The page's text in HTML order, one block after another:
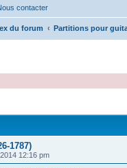
contacter
du forum Partitions pour
1787)
12:16 pm